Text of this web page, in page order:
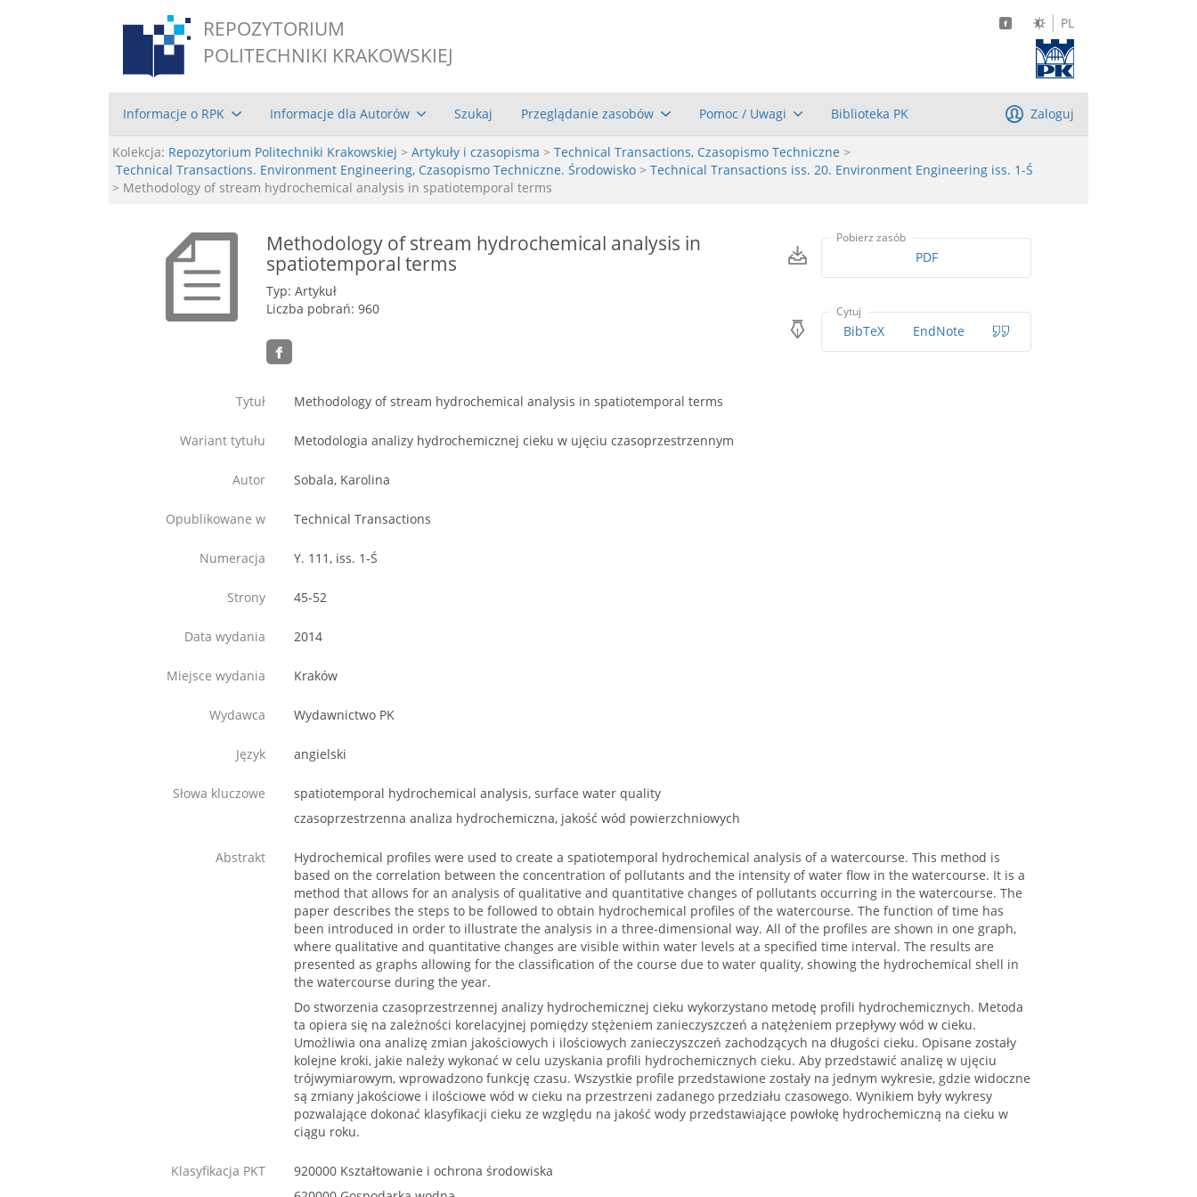
REPOZYTORIUM
POLITECHNIKI KRAKOWSKIEJ
PL
Informacje o RPK Informacje dla Autorów Szukaj Przeglądanie zasobów Pomoc / Uwagi Biblioteka PK Zaloguj
Kolekcja: Repozytorium Politechniki Krakowskiej > Artykuły i czasopisma > Technical Transactions, Czasopismo Techniczne >
Technical Transactions. Environment Engineering, Czasopismo Techniczne. Środowisko > Technical Transactions iss. 20. Environment Engineering iss. 1-Ś
> Methodology of stream hydrochemical analysis in spatiotemporal terms
Methodology of stream hydrochemical analysis in
spatiotemporal terms
Typ: Artykuł
Liczba pobrań: 960
Pobierz zasób
PDF
Cytuj
BibTeX EndNote
Tytuł Methodology of stream hydrochemical analysis in spatiotemporal terms
Wariant tytułu Metodologia analizy hydrochemicznej cieku w ujęciu czasoprzestrzennym
Autor Sobala, Karolina
Opublikowane w Technical Transactions
Numeracja Y. 111, iss. 1-Ś
Strony 45-52
Data wydania 2014
Miejsce wydania Kraków
Wydawca Wydawnictwo PK
Język angielski
Słowa kluczowe
spatiotemporal hydrochemical analysis, surface water quality
czasoprzestrzenna analiza hydrochemiczna, jakość wód powierzchniowych
Abstrakt
Hydrochemical profiles were used to create a spatiotemporal hydrochemical analysis of a watercourse. This method is
based on the correlation between the concentration of pollutants and the intensity of water flow in the watercourse. It is a
method that allows for an analysis of qualitative and quantitative changes of pollutants occurring in the watercourse. The
paper describes the steps to be followed to obtain hydrochemical profiles of the watercourse. The function of time has
been introduced in order to illustrate the analysis in a three-dimensional way. All of the profiles are shown in one graph,
where qualitative and quantitative changes are visible within water levels at a specified time interval. The results are
presented as graphs allowing for the classification of the course due to water quality, showing the hydrochemical shell in
the watercourse during the year.
Do stworzenia czasoprzestrzennej analizy hydrochemicznej cieku wykorzystano metodę profili hydrochemicznych. Metoda
ta opiera się na zależności korelacyjnej pomiędzy stężeniem zanieczyszczeń a natężeniem przepływy wód w cieku.
Umożliwia ona analizę zmian jakościowych i ilościowych zanieczyszczeń zachodzących na długości cieku. Opisane zostały
kolejne kroki, jakie należy wykonać w celu uzyskania profili hydrochemicznych cieku. Aby przedstawić analizę w ujęciu
trójwymiarowym, wprowadzono funkcję czasu. Wszystkie profile przedstawione zostały na jednym wykresie, gdzie widoczne
są zmiany jakościowe i ilościowe wód w cieku na przestrzeni zadanego przedziału czasowego. Wynikiem były wykresy
pozwalające dokonać klasyfikacji cieku ze względu na jakość wody przedstawiające powłokę hydrochemiczną na cieku w
ciągu roku.
Klasyfikacja PKT
920000 Kształtowanie i ochrona środowiska